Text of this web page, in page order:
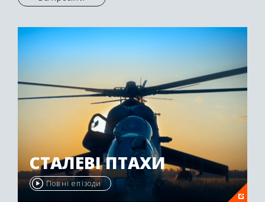
СТАЛЕВІ ПТАХИ
Повні епізоди